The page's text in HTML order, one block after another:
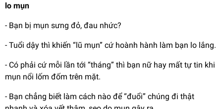
lo mụn
- Bạn bị mụn sưng đỏ, đau nhức?
- Tuổi dậy thì khiến “lũ mụn” cứ hoành hành làm bạn lo lắng.
- Có phải cứ mỗi lần tới “tháng” thì bạn nữ hay mất tự tin khi
mụn nổi lốm đốm trên mặt.
- Bạn chẳng biết làm cách nào để “đuổi” chúng đi thật